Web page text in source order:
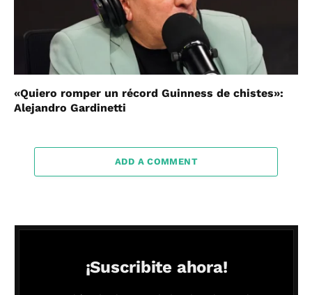
«Quiero romper un récord Guinness de chistes»:
Alejandro Gardinetti
ADD A COMMENT
¡Suscribite ahora!